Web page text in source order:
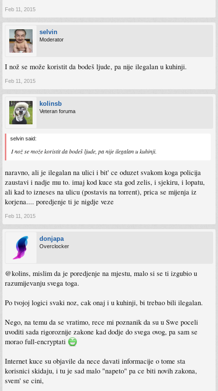
Feb 11, 2015
selvin
Moderator
I nož se može koristit da bodeš ljude, pa nije ilegalan u kuhinji.
Feb 11, 2015
kolinsb
Veteran foruma
selvin said:
I nož se može koristit da bodeš ljude, pa nije ilegalan u kuhinji.
naravno, ali je ilegalan na ulici i bit' ce oduzet svakom koga policija
zaustavi i nadje mu to. imaj kod kuce sta god zelis, i sjekiru, i lopatu,
ali kad to izneses na ulicu (postavis na torrent), prica se mijenja iz
korjena.... poredjenje ti je nigdje veze
Feb 11, 2015
donjapa
Overclocker
@kolins, mislim da je poredjenje na mjestu, malo si se ti izgubio u
razumijevanju svega toga.
Po tvojoj logici svaki noz, cak onaj i u kuhinji, bi trebao bili ilegalan.
Nego, na temu da se vratimo, rece mi poznanik da su u Swe poceli
uvoditi sada rigoroznije zakone kad dodje do svega ovog, pa sam se
morao full-encryptati
Internet kuce su objavile da nece davati informacije o tome sta
korisnici skidaju, i tu je sad malo "napeto" pa ce biti novih zakona,
svem' se cini,